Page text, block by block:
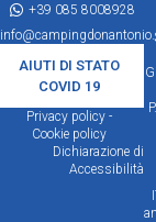
+39 085 8008928
AIUTI DI STATO
COVID 19
Privacy policy -
Cookie policy
Dichiarazione di
Accessibilità